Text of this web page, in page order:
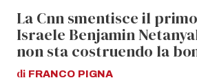
La Cnn smentisce il
Israele Benjamin
non sta costruendo la
di FRANCO PIGNA